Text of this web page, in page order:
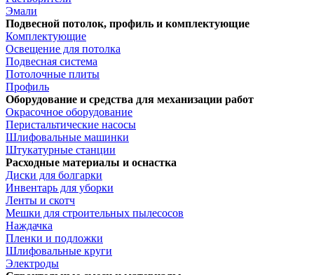
Эмали
Подвесной потолок, профиль и комплектующие
Комплектующие
Освещение для потолка
Подвесная система
Потолочные плиты
Профиль
Оборудование и средства для механизации работ
Окрасочное оборудование
Перистальтические насосы
Шлифовальные машинки
Штукатурные станции
Расходные материалы и оснастка
Диски для болгарки
Инвентарь для уборки
Ленты и скотч
Мешки для строительных пылесосов
Наждачка
Пленки и подложки
Шлифовальные круги
Электроды